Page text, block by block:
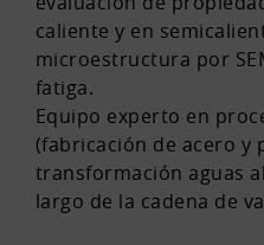
caliente y en
microestructura por
fatiga.
Equipo experto en
(fabricación de acero y
transformación aguas
largo de la cadena de